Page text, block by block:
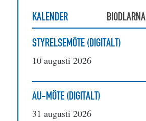
KALENDER
BIODLARNA
STYRELSEMÖTE (DIGITALT)
10 augusti 2026
AU-MÖTE (DIGITALT)
31 augusti 2026